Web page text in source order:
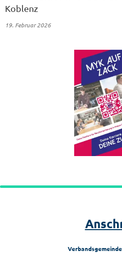
Koblenz
19. Februar 2026